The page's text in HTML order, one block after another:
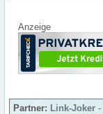
Anzeige
Partner: Link-Joker -